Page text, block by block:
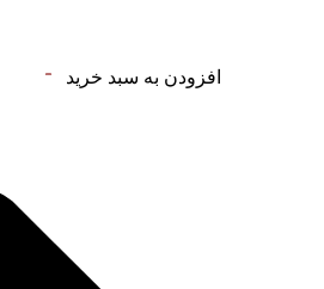
افزودن به سبد خرید